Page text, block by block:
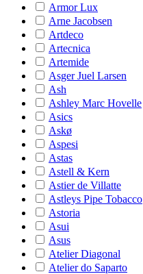
Armor Lux
Arne Jacobsen
Artdeco
Artecnica
Artemide
Asger Juel Larsen
Ash
Ashley Marc Hovelle
Asics
Askø
Aspesi
Astas
Astell & Kern
Astier de Villatte
Astleys Pipe Tobacco
Astoria
Asui
Asus
Atelier Diagonal
Atelier do Saparto